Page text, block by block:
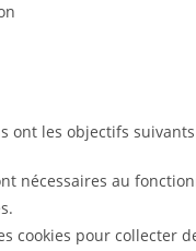
ont les objectifs
nécessaires au
cookies pour collecter